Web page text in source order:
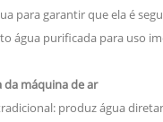
para garantir que ela é
água purificada para uso
da máquina de ar
produz água